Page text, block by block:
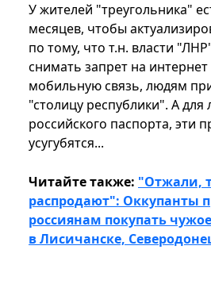
У жителей "треугольника"
месяцев, чтобы
по тому, что т.н. власти
снимать запрет на
мобильную связь, людям
"столицу республики". А
российского паспорта, эти
усугубятся...
Читайте также: "Отжали,
распродают": Оккупанты
россиянам покупать
в Лисичанске,